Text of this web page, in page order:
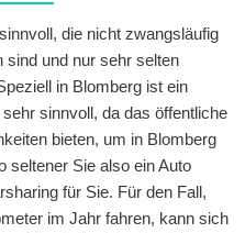
die nicht zwangsläufig
sind und nur sehr selten
in Blomberg ist ein
sinnvoll, da das öffentliche
bieten, um in Blomberg
seltener Sie also ein Auto
für Sie. Für den Fall,
im Jahr fahren, kann sich